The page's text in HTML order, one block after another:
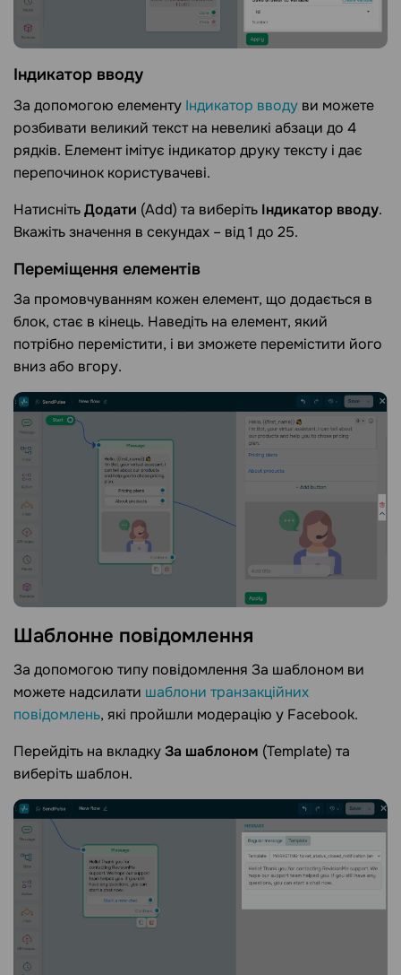
Індикатор вводу
За допомогою елементу Індикатор вводу ви можете
розбивати великий текст на невеликі абзаци до 4
рядків. Елемент імітує індикатор друку тексту і дає
перепочинок користувачеві.
НатиснітьДодати (Add) та виберіть Індикатор вводу.
Вкажіть значення в секундах – від 1 до 25.
Переміщення елементів
За промовчуванням кожен елемент, що додається в
блок, стає в кінець. Наведіть на елемент, який
потрібно перемістити, і ви зможете перемістити його
вниз або вгору.
Шаблонне повідомлення
За допомогою типу повідомлення За шаблоном ви
можете надсилати шаблони транзакційних
повідомлень, які пройшли модерацію у Facebook.
Перейдіть на вкладкуЗа шаблоном (Template) та
виберіть шаблон.